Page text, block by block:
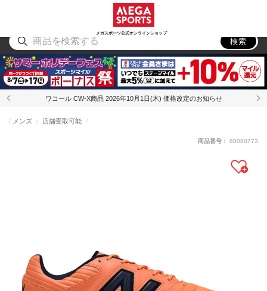
メガスポーツ公式オンラインショップ
アウトドア
検索
ワコール CW-X商品 2026年10月1日(木) 価格改定のお知らせ
メンズ 店舗受取可能
商品番号： 80080773